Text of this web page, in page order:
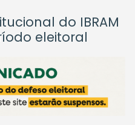
do IBRAM
eleitoral